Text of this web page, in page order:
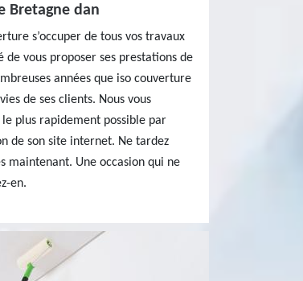
Bretagne dan
s’occuper de tous vos travaux
vous proposer ses prestations de
années que iso couverture
de ses clients. Nous vous
plus rapidement possible par
de son site internet. Ne tardez
maintenant. Une occasion qui ne
en.